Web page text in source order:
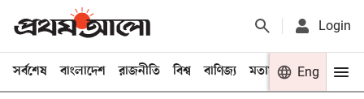
Login
সর্বশেষ বাংলাদেশ রাজনীতি বিশ্ব বাণিজ্য মতামত খেলা
Eng